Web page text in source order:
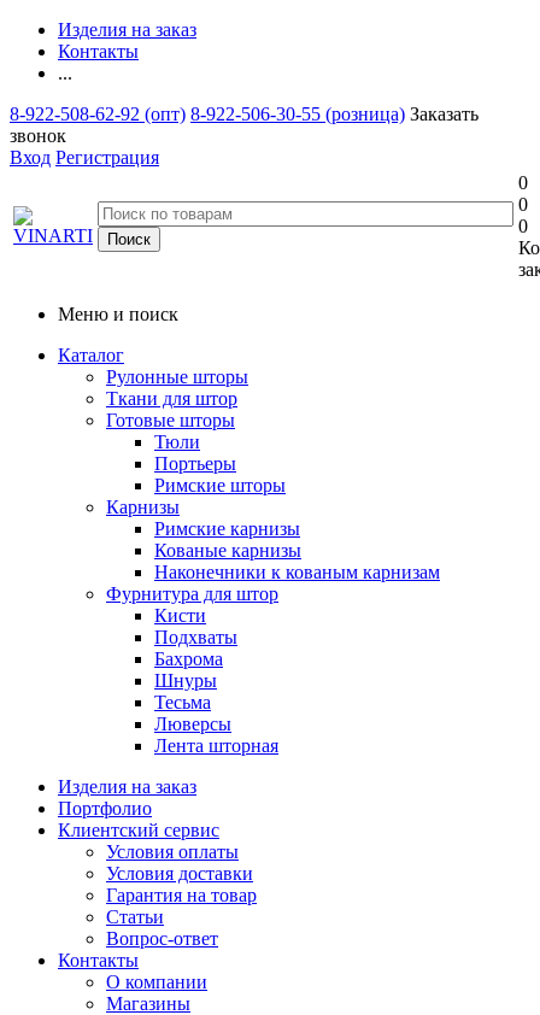
Изделия на заказ
Контакты
...
8-922-508-62-92 (опт) 8-922-506-30-55 (розница) Заказать
звонок
Вход Регистрация
0
0
0
Меню и поиск
Каталог
Рулонные шторы
Ткани для штор
Готовые шторы
Тюли
Портьеры
Римские шторы
Карнизы
Римские карнизы
Кованые карнизы
Наконечники к кованым карнизам
Фурнитура для штор
Кисти
Подхваты
Бахрома
Шнуры
Тесьма
Люверсы
Лента шторная
Изделия на заказ
Портфолио
Клиентский сервис
Условия оплаты
Условия доставки
Гарантия на товар
Статьи
Вопрос-ответ
Контакты
О компании
Магазины